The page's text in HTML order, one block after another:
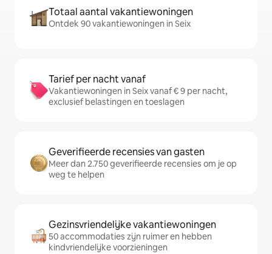
Totaal aantal vakantiewoningen
Ontdek 90 vakantiewoningen in Seix
Tarief per nacht vanaf
Vakantiewoningen in Seix vanaf € 9 per nacht,
exclusief belastingen en toeslagen
Geverifieerde recensies van gasten
Meer dan 2.750 geverifieerde recensies om je op
weg te helpen
Gezinsvriendelijke vakantiewoningen
50 accommodaties zijn ruimer en hebben
kindvriendelijke voorzieningen